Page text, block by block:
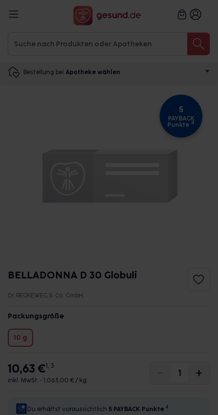
Bestellung bei Apotheke wählen
5
PAYBACK
Punkte 4
BELLADONNA D 30 Globuli
Dr.RECKEWEG & Co. GmbH
Packungsgröße
10 g
10,63 €1, 3
inkl. MwSt. • 1.063,00 € / kg
Du erhältst voraussichtlich 5 PAYBACK Punkte 4